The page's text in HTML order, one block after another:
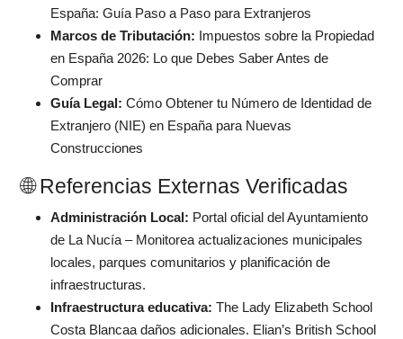
España: Guía Paso a Paso para Extranjeros
Marcos de Tributación: Impuestos sobre la Propiedad
en España 2026: Lo que Debes Saber Antes de
Comprar
Guía Legal: Cómo Obtener tu Número de Identidad de
Extranjero (NIE) en España para Nuevas
Construcciones
🌐 Referencias Externas Verificadas
Administración Local: Portal oficial del Ayuntamiento
de La Nucía – Monitorea actualizaciones municipales
locales, parques comunitarios y planificación de
infraestructuras.
Infraestructura educativa: The Lady Elizabeth School
Costa Blancaa daños adicionales. Elian’s British School